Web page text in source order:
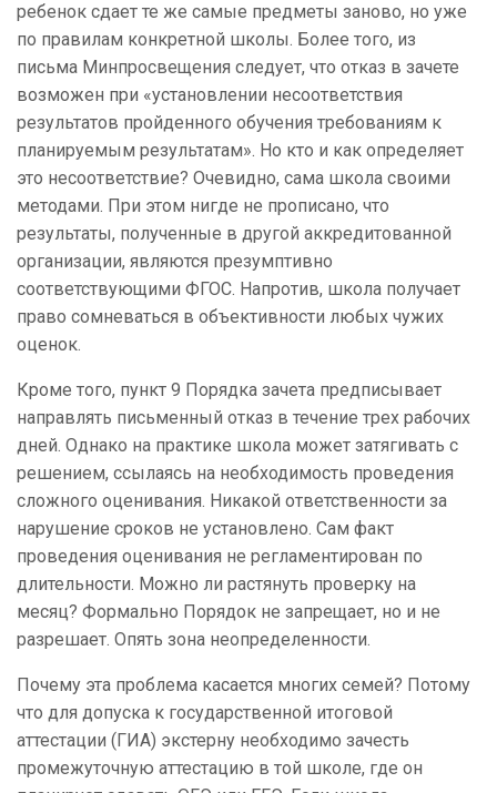
ребенок сдает те же самые предметы заново, но уже
по правилам конкретной школы. Более того, из
письма Минпросвещения следует, что отказ в зачете
возможен при «установлении несоответствия
результатов пройденного обучения требованиям к
планируемым результатам». Но кто и как определяет
это несоответствие? Очевидно, сама школа своими
методами. При этом нигде не прописано, что
результаты, полученные в другой аккредитованной
организации, являются презумптивно
соответствующими ФГОС. Напротив, школа получает
право сомневаться в объективности любых чужих
оценок.
Кроме того, пункт 9 Порядка зачета предписывает
направлять письменный отказ в течение трех рабочих
дней. Однако на практике школа может затягивать с
решением, ссылаясь на необходимость проведения
сложного оценивания. Никакой ответственности за
нарушение сроков не установлено. Сам факт
проведения оценивания не регламентирован по
длительности. Можно ли растянуть проверку на
месяц? Формально Порядок не запрещает, но и не
разрешает. Опять зона неопределенности.
Почему эта проблема касается многих семей? Потому
что для допуска к государственной итоговой
аттестации (ГИА) экстерну необходимо зачесть
промежуточную аттестацию в той школе, где он